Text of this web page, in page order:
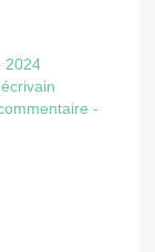
2024
écrivain
-